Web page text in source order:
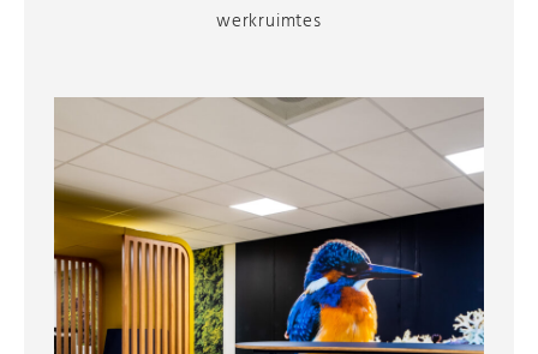
werkruimtes